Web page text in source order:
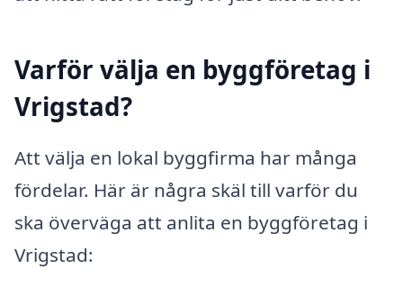
Varför välja en byggföretag i
Vrigstad?
Att välja en lokal byggfirma har många
fördelar. Här är några skäl till varför du
ska överväga att anlita en byggföretag i
Vrigstad: